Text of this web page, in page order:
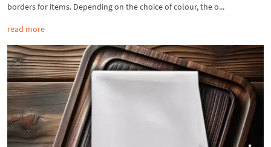
borders for items. Depending on the choice of colour, the o...
read more